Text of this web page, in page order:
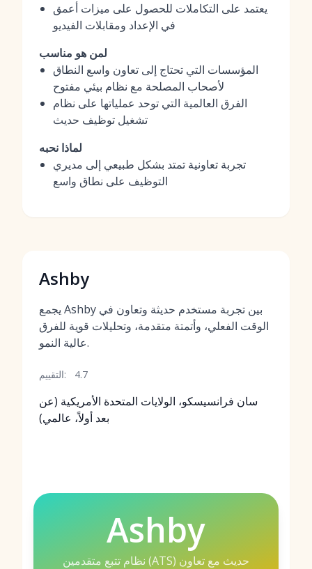
يعتمد على التكاملات للحصول على ميزات أعمق
في الإعداد ومقابلات الفيديو
لمن هو مناسب
المؤسسات التي تحتاج إلى تعاون واسع النطاق
لأصحاب المصلحة مع نظام بيئي مفتوح
الفرق العالمية التي توحد عملياتها على نظام
تشغيل توظيف حديث
لماذا نحبه
تجربة تعاونية تمتد بشكل طبيعي إلى مديري
التوظيف على نطاق واسع
Ashby
يجمع Ashby بين تجربة مستخدم حديثة وتعاون في
الوقت الفعلي، وأتمتة متقدمة، وتحليلات قوية للفرق
عالية النمو.
التقييم: 4.7
سان فرانسيسكو، الولايات المتحدة الأمريكية (عن
بعد أولاً، عالمي)
Ashby
نظام تتبع متقدمين (ATS) حديث مع تعاون